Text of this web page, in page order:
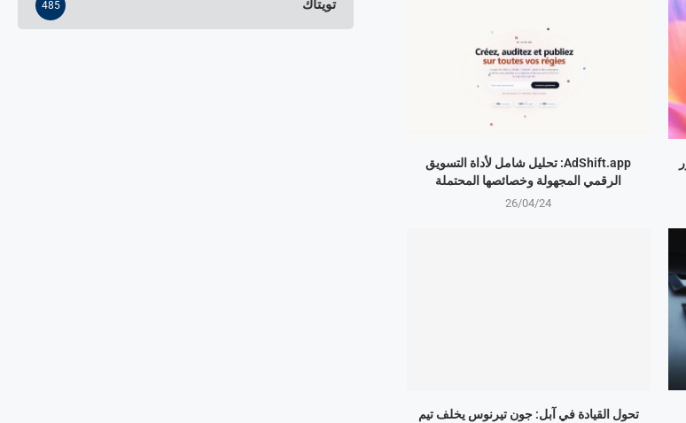
AdShift.app: تحليل شامل لأداة التسويق
الرقمي المجهولة وخصائصها المحتملة
26/04/24
تحول القيادة في آبل: جون تيرنوس يخلف تيم
تويتاك 485